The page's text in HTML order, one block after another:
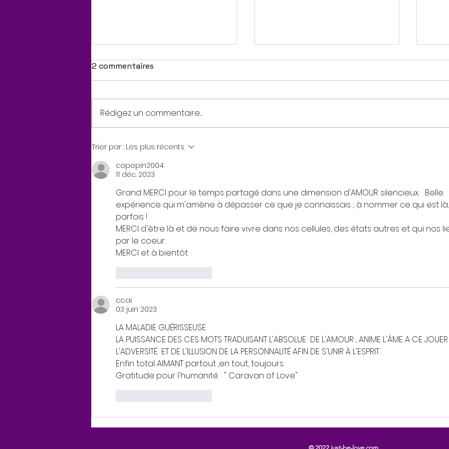
Un chant d’Amour
En
2 commentaires
Rédigez un commentaire...
Trier par : Les plus récents
copepin2004
11 déc. 2023
Grand MERCI pour le temps partagé dans une dimension d'AMOUR silencieux.   Belle
expérience qui m'amène à dépasser ce que je connaissais ; à nommer ce qui est là...
parfois !
MERCI d'être là et de nous faire vivre dans nos cellules, des états autres et qui nos
par le coeur.
MERCI et à bientôt
cc.ai
03 juin 2023
LA MALADIE GUÉRISSEUSE
LA PUISSANCE DES CES MOTS TRADUISANT L'ABSOLUE  DE L'AMOUR , ANIME L'ÂME A CE
L'ADVERSITÉ  ET DE L'ILLUSION DE LA PERSONNALITÉ AFIN DE S'UNIR À L'ESPRIT .
Enfin total AIMANT partout ,en tout, toujours.
Gratitude pour l'humanité   " Caravan of Love"